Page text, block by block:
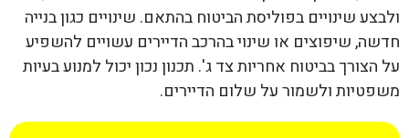
ולבצע שינויים בפוליסת הביטוח בהתאם. שינויים כגון בנייה
חדשה, שיפוצים או שינוי בהרכב הדיירים עשויים להשפיע
על הצורך בביטוח אחריות צד ג'. תכנון נכון יכול למנוע בעיות
משפטיות ולשמור על שלום הדיירים.